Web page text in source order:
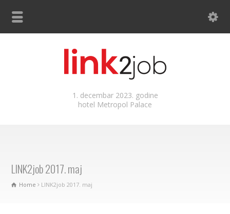
1. decembar 2023. godine
hotel Metropol Palace
LINK2job 2017. maj
Home LINK2job 2017. maj